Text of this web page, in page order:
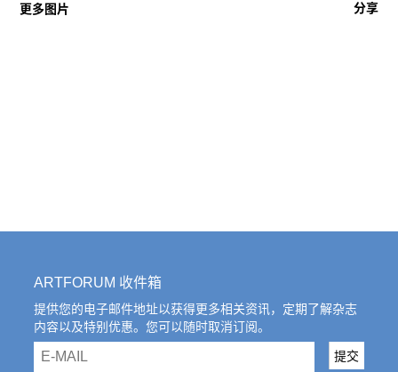
更多图片 分享
ARTFORUM 收件箱
提供您的电子邮件地址以获得更多相关资讯，定期了解杂志
内容以及特别优惠。您可以随时取消订阅。
email 提交